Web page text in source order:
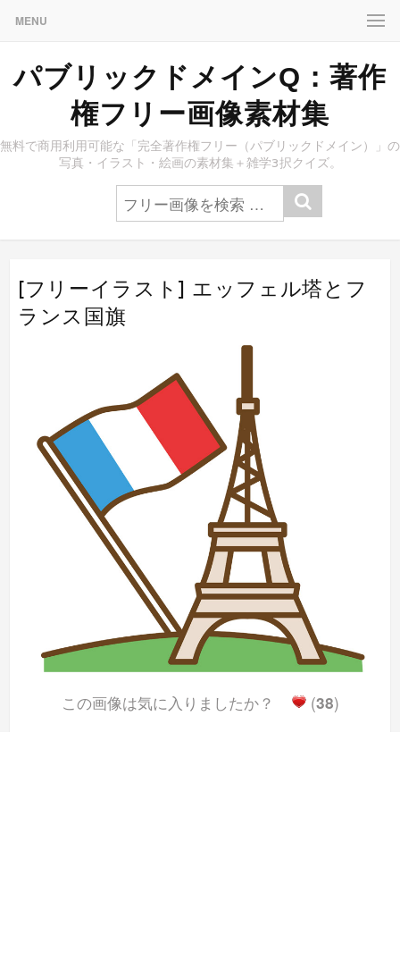
MENU
パブリックドメインQ：著作
権フリー画像素材集
無料で商用利用可能な「完全著作権フリー（パブリックドメイン）」の
写真・イラスト・絵画の素材集＋雑学3択クイズ。
[フリーイラスト] エッフェル塔とフ
ランス国旗
この画像は気に入りましたか？ (38)